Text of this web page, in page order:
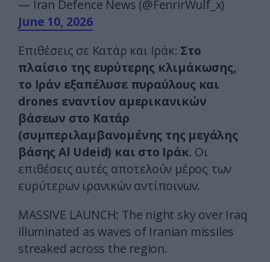
— Iran Defence News (@FenrirWulf_x)
June 10, 2026
Επιθέσεις σε Κατάρ και Ιράκ: Στο
πλαίσιο της ευρύτερης κλιμάκωσης,
το Ιράν εξαπέλυσε πυραύλους και
drones εναντίον αμερικανικών
βάσεων στο Κατάρ
(συμπεριλαμβανομένης της μεγάλης
βάσης Al Udeid) και στο Ιράκ. Οι
επιθέσεις αυτές αποτελούν μέρος των
ευρύτερων ιρανικών αντίποινων.
MASSIVE LAUNCH: The night sky over Iraq
illuminated as waves of Iranian missiles
streaked across the region.